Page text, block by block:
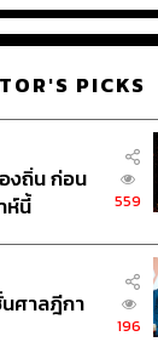
สร้างระบบสาธ
เป็นความหวังขอ
ณสุขในอนาคต ดัง
มแข็งของระบบส
ฝ่ายใต้ และยังเ
ล้วในปี 2019 อีกด้
PICKS
งถิ่น ก่อน
ห์นี้
559
ศาลฎีกา
196